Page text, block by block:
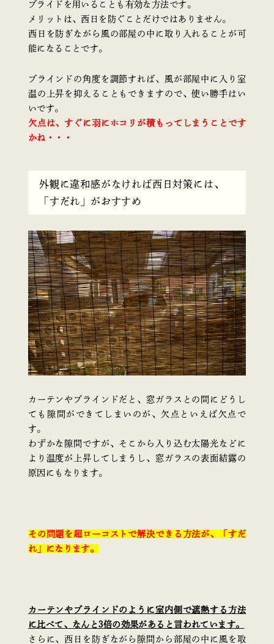
ブライドを用いることも有効な方法です。
メリットは、西日を防ぐことだけではありません。
西日を防ぎながら風の部屋の中に取り入れることが可
能になることです。
ブラインドの角度を調節すれば、風が部屋中に入り室
温の上昇を抑えることもできますので、使い勝手はい
いです。
欠点は、すぐに羽にホコリが積もってしまうことです
かね・・・
外観に違和感がなければ西日対策には、
「すだれ」がおすすめ
カーテンやブラインドだと、窓ガラスとの間にどうし
ても隙間ができてしまいのが、欠点といえば欠点で
す。
わずかな隙間ですが、そこから入り込む太陽光などに
より温度が上昇してしまうし、窓ガラスの表面結露の
原因にもなります。
その問題を超ローコストで解決できる方法が、「すだ
れ」になります。
カ ーテンやブラインドのように室内側で遮熱する方法
に比べて、なんと3倍の効果があると言われています。
さらに、西日を防ぎながら隙間から部屋の中に風を取